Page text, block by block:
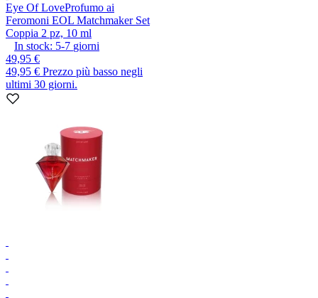
Eye Of LoveProfumo ai
Feromoni EOL Matchmaker Set
Coppia 2 pz, 10 ml
In stock: 5-7 giorni
49,95 €
49,95 € Prezzo più basso negli
ultimi 30 giorni.